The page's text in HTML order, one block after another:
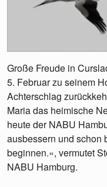
Große Freude in
5. Februar zu seinem
Achterschlag
Maria das heimische
heute der NABU
ausbessern und schon
beginnen.«, vermutet
NABU Hamburg.